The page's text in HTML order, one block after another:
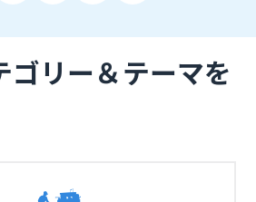
ご参加をお断りする場合がございま
ン以外のアドレスでのお申し込みは
。
せていただく場合がございます。
ルド
式会社（
講演企業は将来的に追加、削除さ
ゴリー＆テーマを